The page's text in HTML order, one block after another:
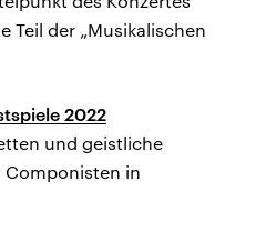
Teil der „Musikalischen
2022
und geistliche
Componisten in